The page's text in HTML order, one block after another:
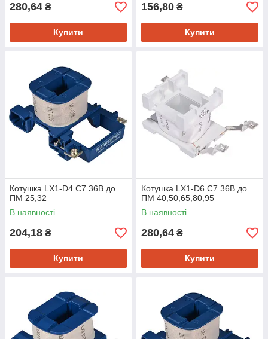
280,64 ₴
Купити
156,80 ₴
Купити
Котушка LX1-D4 C7 36B до
ПМ 25,32
В наявності
204,18 ₴
Купити
Котушка LX1-D6 C7 36B до
ПМ 40,50,65,80,95
В наявності
280,64 ₴
Купити